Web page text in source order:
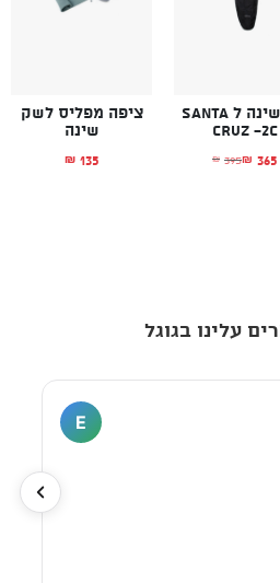
שק שינה ל Santa
Cruz -2C
₪ 395
המחיר המקורי היה: ₪395.₪ 365 המחיר הנוכחי הוא: ₪365.
ציפה מפליס לשק
שינה
₪ 135
עלינו בגוגל
E